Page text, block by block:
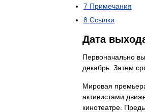
7 Примечания
8 Ссылки
Дата
Первоначально
декабрь Затем
Мировая
активистами
кинотеатре